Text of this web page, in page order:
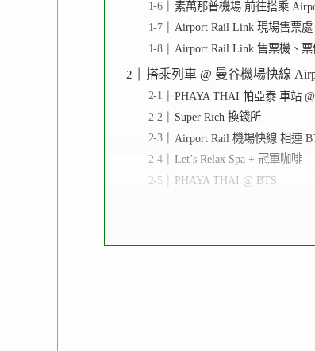
素萬那普機場 前往搭乘
Airport Rail Link 現場售票處
Airport Rail Link 售票機、票
搭乘列車 @ 曼谷機場快線
PHAYA THAI 帕亞泰 車站
Super Rich 換錢所
Airport Rail 機場快線 相連
Let’s Relax Spa + 冠軍咖啡
PHAYA THAI @ BTS